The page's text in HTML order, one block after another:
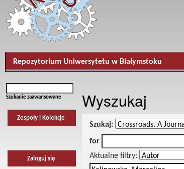
Repozytorium Uniwersytetu w Białymstoku
Szukanie zaawansowane
Zespoły i Kolekcje
Zaloguj się
Wyszukaj
Szukaj:
for
Aktualne filtry: